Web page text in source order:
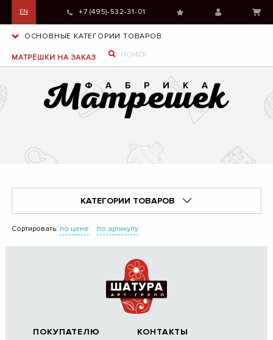
EN +7 (495)-532-31-01
ОСНОВНЫЕ КАТЕГОРИИ ТОВАРОВ
МАТРЁШКИ НА ЗАКАЗ
КАТЕГОРИИ ТОВАРОВ
Сортировать: по цене по артикулу
ПОКУПАТЕЛЮ КОНТАКТЫ